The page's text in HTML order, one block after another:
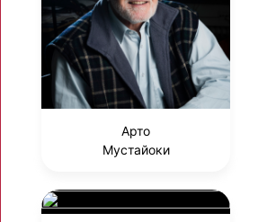
Арто
Мустайоки